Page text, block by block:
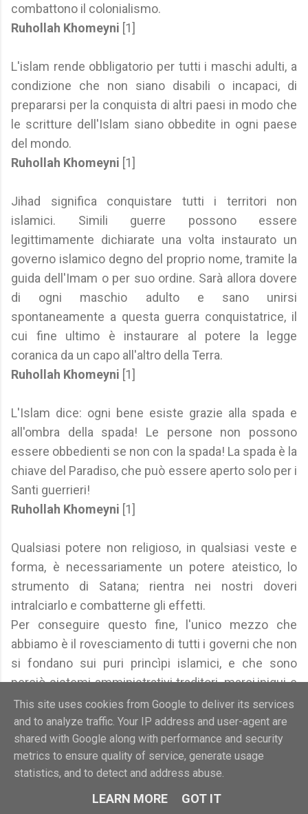
combattono il colonialismo.
Ruhollah Khomeyni [1]
L'islam rende obbligatorio per tutti i maschi adulti, a
condizione che non siano disabili o incapaci, di
prepararsi per la conquista di altri paesi in modo che
le scritture dell'Islam siano obbedite in ogni paese
del mondo.
Ruhollah Khomeyni [1]
Jihad significa conquistare tutti i territori non
islamici. Simili guerre possono essere
legittimamente dichiarate una volta instaurato un
governo islamico degno del proprio nome, tramite la
guida dell'Imam o per suo ordine. Sarà allora dovere
di ogni maschio adulto e sano unirsi
spontaneamente a questa guerra conquistatrice, il
cui fine ultimo è instaurare al potere la legge
coranica da un capo all'altro della Terra.
Ruhollah Khomeyni [1]
L'Islam dice: ogni bene esiste grazie alla spada e
all'ombra della spada! Le persone non possono
essere obbedienti se non con la spada! La spada è la
chiave del Paradiso, che può essere aperto solo per i
Santi guerrieri!
Ruhollah Khomeyni [1]
Qualsiasi potere non religioso, in qualsiasi veste e
forma, è necessariamente un potere ateistico, lo
strumento di Satana; rientra nei nostri doveri
intralciarlo e combatterne gli effetti.
Per conseguire questo fine, l'unico mezzo che
abbiamo è il rovesciamento di tutti i governi che non
si fondano sui puri princìpi islamici, e che sono
perciò sistemi amministrativi traditori, marci,iniqui e
tirannici che ledono tali princìpi.
Ruhollah Khomeyni[1]
Il vero vizio dell'Islam, la sua vera causa d'inferiorità
politica non è nel suo domma, né nella sua morale,
ma nella confusione dello spirituale col temporale,
This site uses cookies from Google to deliver its services
and to analyze traffic. Your IP address and user-agent are
shared with Google along with performance and security
metrics to ensure quality of service, generate usage
statistics, and to detect and address abuse.
LEARN MORE GOT IT